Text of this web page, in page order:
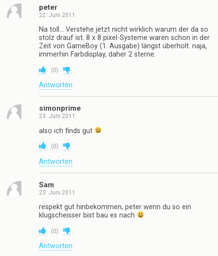
peter
22. Juni 2011
Na toll… Verstehe jetzt nicht wirklich warum der da so
stolz drauf ist. 8 x 8 pixel-Systeme waren schon in der
Zeit von GameBoy (1. Ausgabe) längst überholt. naja,
immerhin Farbdisplay, daher 2 sterne.
(0)
Antworten
simonprime
23. Juni 2011
also ich finds gut
(0)
Antworten
Sam
23. Juni 2011
respekt gut hinbekommen, peter wenn du so ein
klugscheisser bist bau es nach
(0)
Antworten